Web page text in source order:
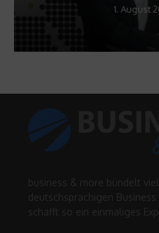
business & more bündelt
deutschsprachigen
schafft so ein einmaliges